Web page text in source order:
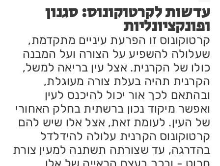
עדשות לקרטוקונוס: סגנון
ופונקציונליות
קרטוקונוס זו הפרעת עיניים מתקדמת,
שעלולה להשפיע על הצורה ועל המבנה
כולו של הקרנית. אצל עין בריאה למשל,
הקרנית תהיה בעלת צורה מעוגלת,
ובהתאם לכך אור יכול להיכנס לעין
ואפשר מיקוד נכון ברשתית בחלק האחורי
של העין. לעומת זאת, אצל אלו שיש להם
קרטוקונוס הקרנית עלולה להידלדל
בהדרגה, עד שצורתה תשתנה למעין צורת